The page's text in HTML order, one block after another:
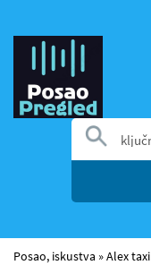
Posao, iskustva »Alex taxi